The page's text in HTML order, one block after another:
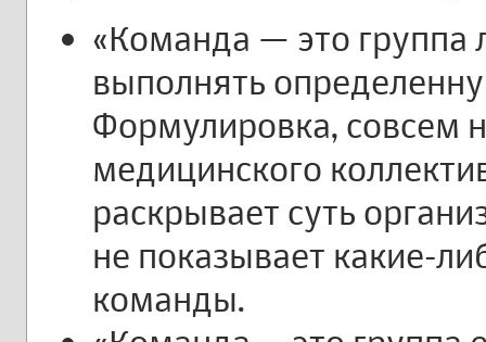
«Команда — это группа
выполнять
Формулировка, совсем
медицинского
раскрывает суть
не показывает какие-
команды.